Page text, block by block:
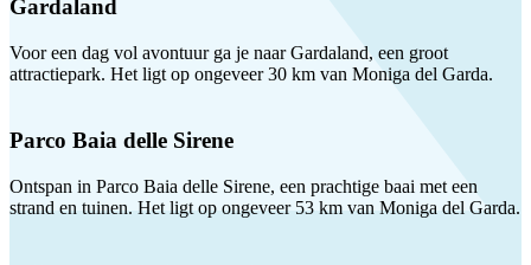
Gardaland
Voor een dag vol avontuur ga je naar Gardaland, een groot
attractiepark. Het ligt op ongeveer 30 km van Moniga del Garda.
Parco Baia delle Sirene
Ontspan in Parco Baia delle Sirene, een prachtige baai met een
strand en tuinen. Het ligt op ongeveer 53 km van Moniga del Garda.